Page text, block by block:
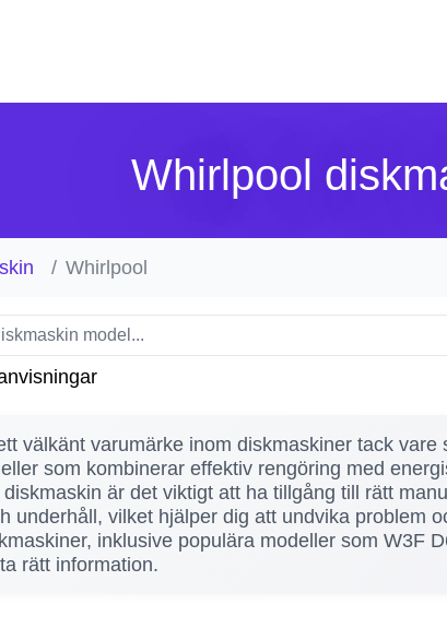
Whirlpool
Whirlpool
välkänt varumärke inom diskmaskiner tack
som kombinerar effektiv rengöring med
är det viktigt att ha tillgång till rätt
underhåll, vilket hjälper dig att undvika problem
inklusive populära modeller som W3F
rätt information.